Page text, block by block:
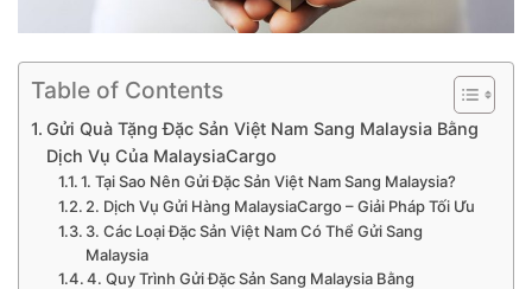
Table of Contents
Gửi Quà Tặng Đặc Sản Việt Nam Sang Malaysia Bằng
Dịch Vụ Của MalaysiaCargo
1. Tại Sao Nên Gửi Đặc Sản Việt Nam Sang Malaysia?
2. Dịch Vụ Gửi Hàng MalaysiaCargo – Giải Pháp Tối Ưu
3. Các Loại Đặc Sản Việt Nam Có Thể Gửi Sang
Malaysia
4. Quy Trình Gửi Đặc Sản Sang Malaysia Bằng